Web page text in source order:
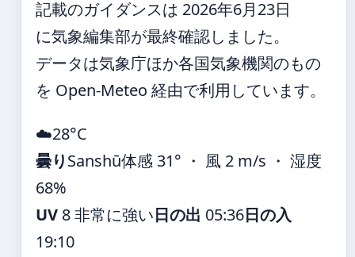
記載のガイダンスは 2026年6月23日
に気象編集部が最終確認しました。
データは気象庁ほか各国気象機関のもの
を Open-Meteo 経由で利用しています。
☁️28°C
曇りSanshū体感 31° ・ 風 2 m/s ・ 湿度
68%
UV 8 非常に強い日の出 05:36日の入
19:10